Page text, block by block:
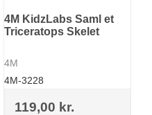
4M KidzLabs Saml et
Triceratops Skelet
4M
4M-3228
119,00 kr.